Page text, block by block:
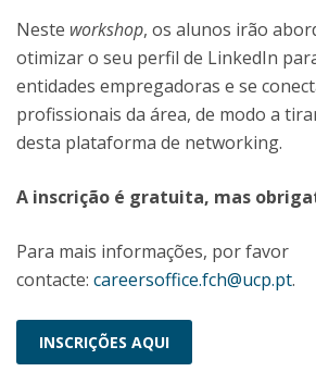
Neste workshop, os alunos irão
otimizar o seu perfil de LinkedIn
entidades empregadoras e se
profissionais da área, de modo a
desta plataforma de networking.
A inscrição é gratuita, mas
Para mais informações, por favor
contacte: careersoffice.fch@ucp.pt.
INSCRIÇÕES AQUI